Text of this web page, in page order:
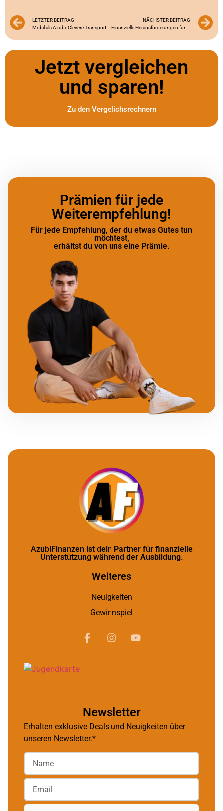
LETZTER BEITRAG
NÄCHSTER BEITRAG
Jetzt vergleichen
und sparen!
Zu den Vergelichsrechnern
Prämien für jede
Weiterempfehlung!
Für jede Empfehlung, der du etwas Gutes tun
möchtest,
erhältst du von uns eine Prämie.
AzubiFinanzen ist dein Partner für finanzielle
Unterstützung während der Ausbildung.
Weiteres
Neuigkeiten
Gewinnspiel
Newsletter
Erhalten exklusive Deals und Neuigkeiten über
unseren Newsletter.*